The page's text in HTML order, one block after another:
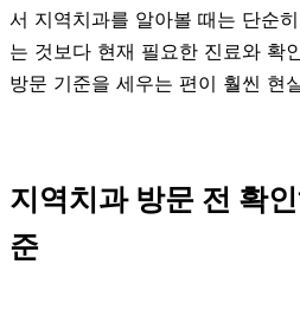
서 지역치과를 알아볼 때는 단순
는 것보다 현재 필요한 진료와 확
방문 기준을 세우는 편이 훨씬 현
지역치과 방문 전 확
준